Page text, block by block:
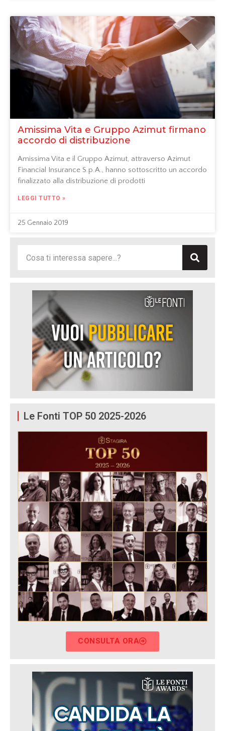
Amissima Vita e Gruppo Azimut firmano
accordo di distribuzione
Amissima Vita e il Gruppo Azimut, attraverso Azimut
Financial Insurance S.p.A., hanno sottoscritto un accordo
finalizzato alla distribuzione di prodotti
LEGGI TUTTO »
25 Gennaio 2019
Le Fonti TOP 50 2025-2026
CONSULTA ORA